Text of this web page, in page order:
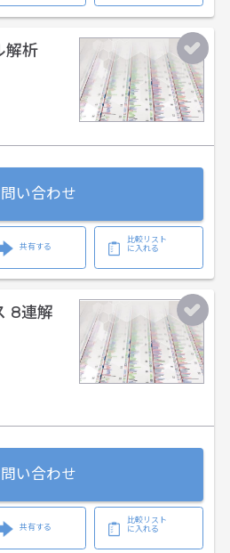
解析
い合わせ
共有する
比較リスト
に入れる
8連解
い合わせ
共有する
比較リスト
に入れる